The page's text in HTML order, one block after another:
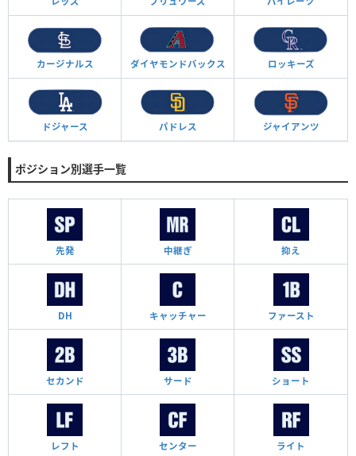
カージナルス ダイヤモンドバックス ロッキーズ
ドジャース パドレス ジャイアンツ
ポジション別選手一覧
先発 中継ぎ 抑え
DH キャッチャー ファースト
セカンド サード ショート
レフト センター ライト